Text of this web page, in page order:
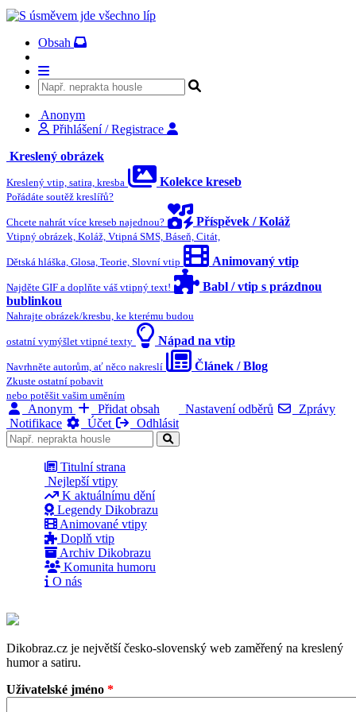
Obsah
Anonym
Přihlášení / Registrace
Kreslený obrázek
Kreslený vtip, satira, kresba Kolekce kreseb
Pořádáte soutěž kreslířů?
Chcete nahrát více kreseb najednou? Příspěvek / Koláž
Vtipný obrázek, Koláž, Vtipná SMS, Báseň, Citát,
Dětská hláška, Glosa, Teorie, Slovní vtip Animovaný vtip
Najděte GIF a doplňte váš vtipný text!
Babl / vtip s prázdnou
bublinkou
Nahrajte obrázek/kresbu, ke kterému budou
ostatní vymýšlet vtipné texty Nápad na vtip
Navrhněte autorům, ať něco nakreslí Článek / Blog
Zkuste ostatní pobavit
nebo potěšit vašim uměním
Anonym Přidat obsah Nastavení odběrů
Zprávy
Notifikace
Účet Odhlásit
Titulní strana
Nejlepší vtipy
K aktuálnímu dění
Legendy Dikobrazu
Animované vtipy
Doplň vtip
Archiv Dikobrazu
Komunita humoru
O nás
Dikobraz.cz je největší česko-slovenský web zaměřený na kreslený
humor a satiru.
Uživatelské jméno *